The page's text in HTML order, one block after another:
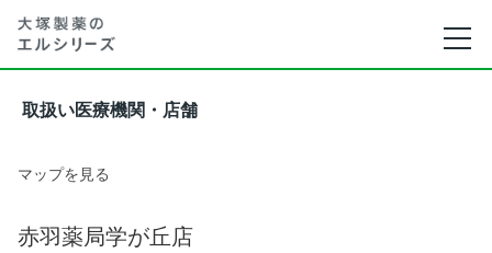
取扱い医療機関・店舗
マップを見る
赤羽薬局学が丘店